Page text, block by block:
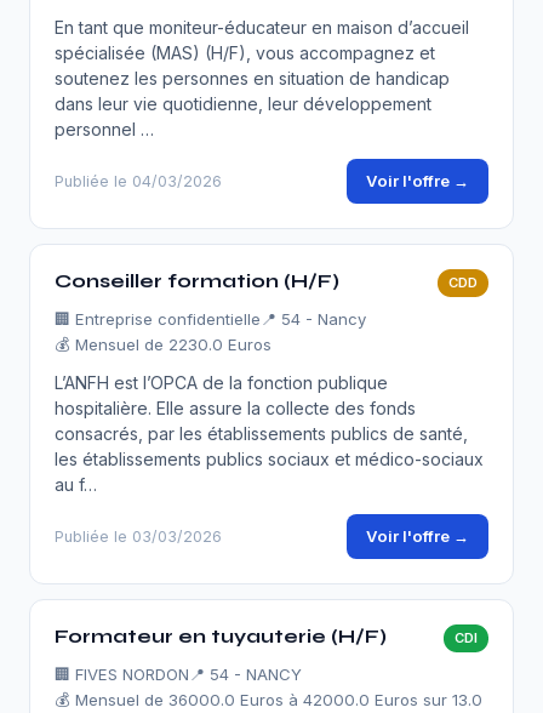
En tant que moniteur-éducateur en maison d’accueil
spécialisée (MAS) (H/F), vous accompagnez et
soutenez les personnes en situation de handicap
dans leur vie quotidienne, leur développement
personnel …
Publiée le 04/03/2026 Voir l'offre →
Conseiller formation (H/F) CDD
🏢 Entreprise confidentielle 📍 54 - Nancy
💰 Mensuel de 2230.0 Euros
L’ANFH est l’OPCA de la fonction publique
hospitalière. Elle assure la collecte des fonds
consacrés, par les établissements publics de santé,
les établissements publics sociaux et médico-sociaux
au f…
Publiée le 03/03/2026 Voir l'offre →
Formateur en tuyauterie (H/F) CDI
🏢 FIVES NORDON 📍 54 - NANCY
💰 Mensuel de 36000.0 Euros à 42000.0 Euros sur 13.0